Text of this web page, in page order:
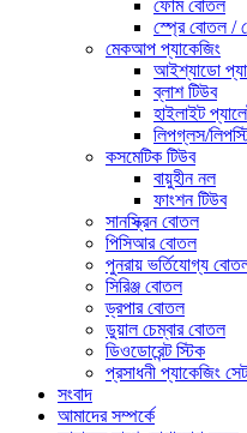
ফোম বোতল
স্প্রে বোতল /
মেকআপ প্যাকেজিং
আইশ্যাডো
ব্লাশ টিউব
হাইলাইট
লিপগ্লস/
কসমেটিক টিউব
বায়ুহীন নল
ফাংশন টিউব
সানস্ক্রিন বোতল
পিসিআর বোতল
পুনরায় ভর্তিযোগ্য
সিরিঞ্জ বোতল
ড্রপার বোতল
ডুয়াল চেম্বার বোতল
ডিওডোরেন্ট স্টিক
প্রসাধনী প্যাকেজিং সেট
সংবাদ
আমাদের সম্পর্কে